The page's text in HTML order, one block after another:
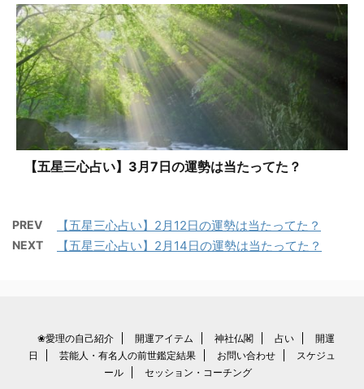
【五星三心占い】3月7日の運勢は当たってた？
PREV 【五星三心占い】2月12日の運勢は当たってた？
NEXT 【五星三心占い】2月14日の運勢は当たってた？
❀愛理の自己紹介 開運アイテム 神社仏閣 占い
開運
日
芸能人・有名人の前世鑑定結果 お問い合わせ
スケジュ
ール
セッション・コーチング